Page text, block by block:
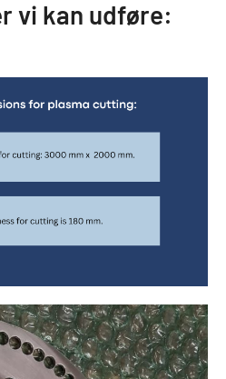
vi kan udføre: